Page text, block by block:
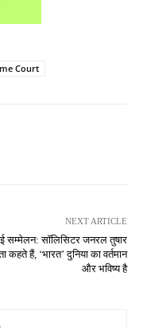
Court
NEXT ARTICLE
सम्मेलन: सॉलिसिटर जनरल तुषार
कहते हैं, ‘भारत’ दुनिया का वर्तमान
और भविष्य है